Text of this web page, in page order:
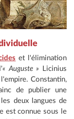
et l'élimination
« Auguste » Licinius
Constantin,
de publier une
deux langues de
est connue sous le